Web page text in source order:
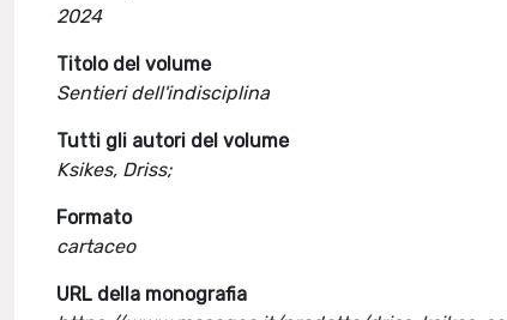
2024
Titolo del volume
Sentieri dell'indisciplina
Tutti gli autori del volume
Ksikes, Driss;
Formato
cartaceo
URL della monografia